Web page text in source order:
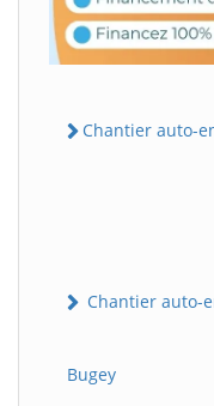
Chantier auto-
Chantier auto-
Bugey